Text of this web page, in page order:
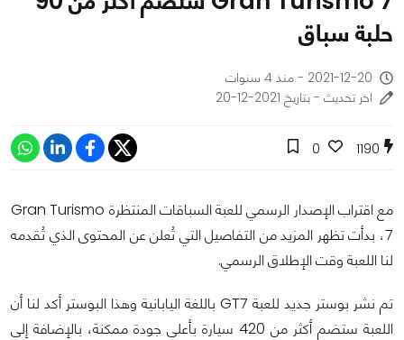
حلبة سباق
2021-12-20 - منذ 4 سنوات
اخر تحديث - بتاريخ 2021-12-20
1190
0
مع اقتراب الإصدار الرسمي للعبة السباقات المنتظرة Gran Turismo
7، بدأت تظهر المزيد من التفاصيل التي تُعلن عن المحتوى الذي تُقدمه
لنا اللعبة وقت الإطلاق الرسمي.
تم نشر بوستر جديد للعبة GT7 باللغة اليابانية وهذا البوستر أكد لنا أن
اللعبة ستضم أكثر من 420 سيارة بأعلى جودة ممكنة، بالإضافة إلى